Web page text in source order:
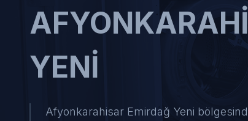
YENI
Afyonkarahisar Emirdağ Yeni